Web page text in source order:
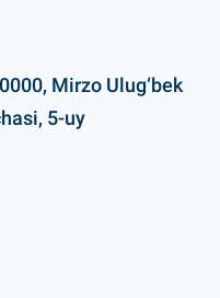
Mirzo Ulug‘bek
5-uy